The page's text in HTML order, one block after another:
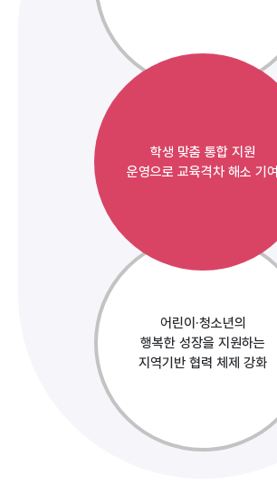
학생 맞춤 통합 지원
운영으로 교육격차 해소 기여
어린이·청소년의
행복한 성장을 지원하는
지역기반 협력 체제 강화